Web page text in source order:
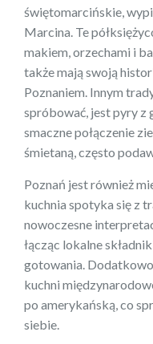
świętomarcińskie,
Marcina. Te
makiem, orzechami i
także mają swoją
Poznaniem. Innym
spróbować, jest pyry z
smaczne połączenie
śmietaną, często
Poznań jest również
kuchnia spotyka się z
nowoczesne
łącząc lokalne
gotowania.
kuchni
po amerykańską, co
siebie.